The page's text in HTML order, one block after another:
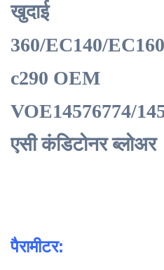
खुदाई
360/EC140/
c290 OEM
VOE14576774/
एसी कंडिटोनर ब्लोअर
पैरामीटर: